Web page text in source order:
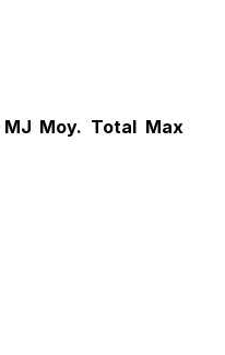
MJ Moy. Total Max